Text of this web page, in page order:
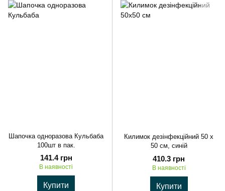
Шапочка одноразова Кульбаба
100шт в пак.
141.4 грн
В наявності
Купити
Килимок дезінфекційний 50 х
50 см, синій
410.3 грн
В наявності
Купити